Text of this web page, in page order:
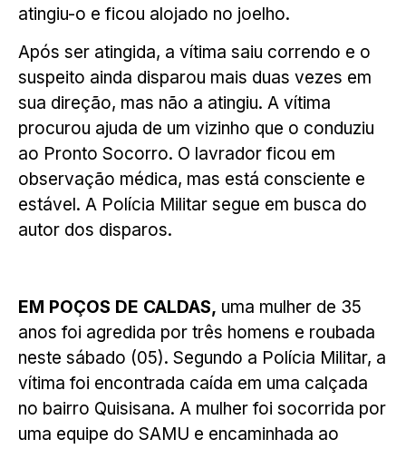
atingiu-o e ficou alojado no joelho.
Após ser atingida, a vítima saiu correndo e o
suspeito ainda disparou mais duas vezes em
sua direção, mas não a atingiu. A vítima
procurou ajuda de um vizinho que o conduziu
ao Pronto Socorro. O lavrador ficou em
observação médica, mas está consciente e
estável. A Polícia Militar segue em busca do
autor dos disparos.
EM POÇOS DE CALDAS, uma mulher de 35
anos foi agredida por três homens e roubada
neste sábado (05). Segundo a Polícia Militar, a
vítima foi encontrada caída em uma calçada
no bairro Quisisana. A mulher foi socorrida por
uma equipe do SAMU e encaminhada ao